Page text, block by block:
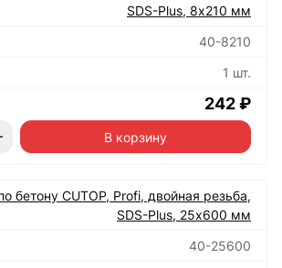
SDS-Plus, 8х210 мм
40-8210
1 шт.
242 ₽
В корзину
бетону CUTOP, Profi, двойная резьба,
SDS-Plus, 25х600 мм
40-25600